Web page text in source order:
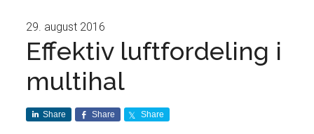
29. august 2016
Effektiv luftfordeling i
multihal
Share Share Share